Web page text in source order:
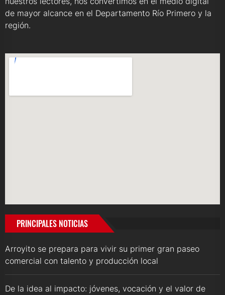
de mayor alcance en el Departamento Río Primero y la
región.
PRINCIPALES NOTICIAS
Arroyito se prepara para vivir su primer gran paseo
comercial con talento y producción local
De la idea al impacto: jóvenes, vocación y el valor de